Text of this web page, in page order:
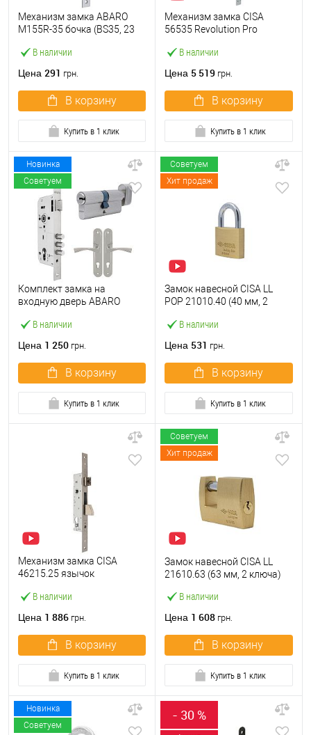
В наличии
Механизм замка ABARO
M155R-35 бочка (BS35, 23
Цена 291 грн.
В корзину
Купить в 1 клик
В наличии
Механизм замка CISA
56535 Revolution Pro
блокировкой (BS67,5*85мм)
Цена 5 519 грн.
В корзину
Купить в 1 клик
Новинка
Советуем
В наличии
Комплект замка на
входную дверь ABARO
цилиндром B100 60T и
Цена 1 250 грн.
В корзину
Купить в 1 клик
Советуем
Хит продаж
В наличии
Замок навесной CISA LL
POP 21010.40 (40 мм, 2
Цена 531 грн.
В корзину
Купить в 1 клик
В наличии
Механизм замка CISA
46215.25 язычок
нержавеющая сталь
Цена 1 886 грн.
В корзину
Купить в 1 клик
Советуем
Хит продаж
В наличии
Замок навесной CISA LL
21610.63 (63 мм, 2 ключа)
Цена 1 608 грн.
В корзину
Купить в 1 клик
Новинка
Советуем
- 30 %